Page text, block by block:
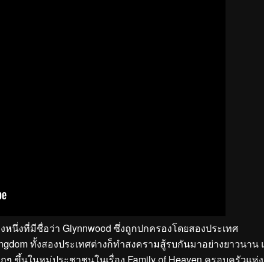
หนึ่งที่มีชื่อว่า Glynnwood ซึ่งถูกปกครองโดยสองประเทศ
ทั้งสองประเทศต่างก็ทำสงครามสู้รบกันมาอย่างยาวนาน